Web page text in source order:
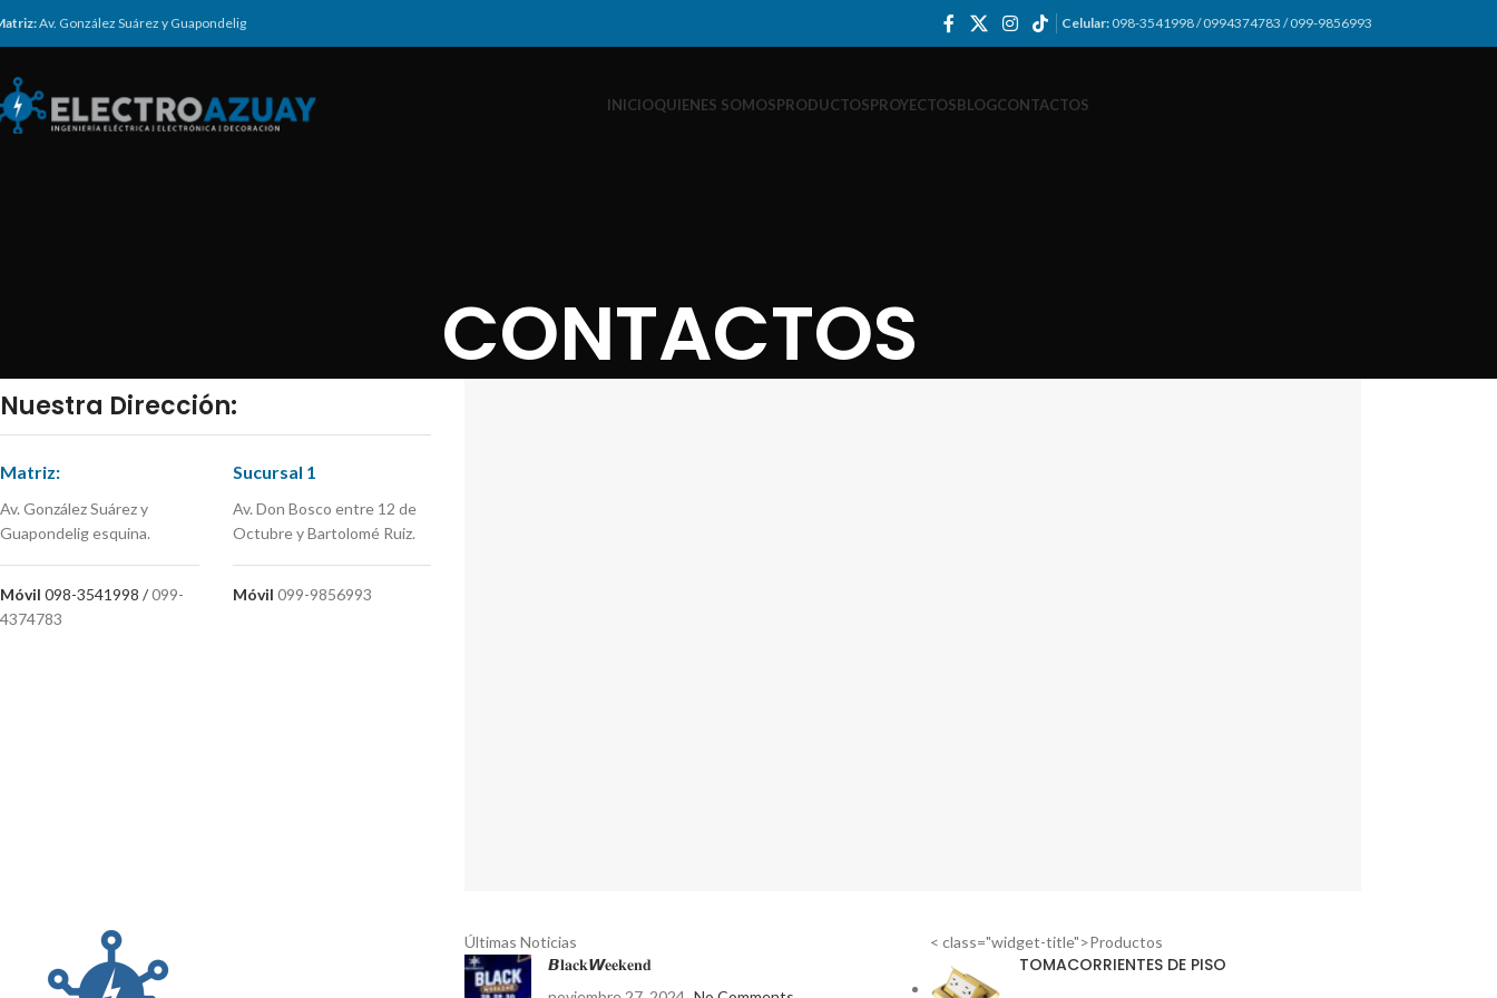
Av. González Suárez y Guapondelig Celular: 098-3541998 / 0994374783 / 099-9856993
INICIOQUIENES SOMOSPRODUCTOSPROYECTOSBLOGCONTACTOS
CONTACTOS
Nuestra Dirección:
Matriz:
Av. González Suárez y
Guapondelig esquina.
Móvil 098-3541998 /099-
4374783
Sucursal 1
Av. Don Bosco entre 12 de
Octubre y Bartolomé Ruiz.
Móvil 099-9856993
Últimas Noticias
𝘽𝐥𝐚𝐜𝐤𝙒𝐞𝐞𝐤𝐞𝐧𝐝
< class="widget-title">Productos
TOMACORRIENTES DE PISO